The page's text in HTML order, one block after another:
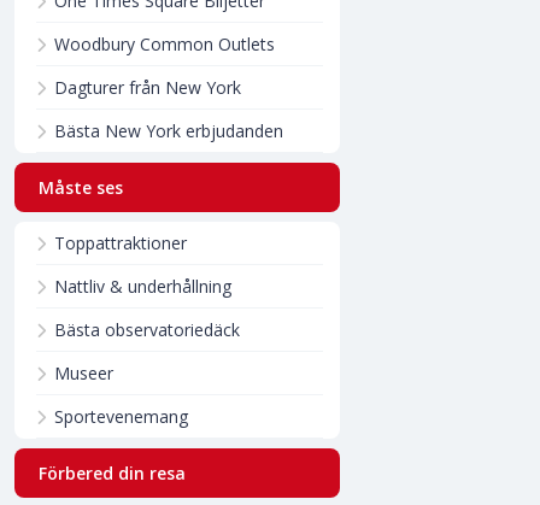
Woodbury Common Outlets
Dagturer från New York
Bästa New York erbjudanden
Måste ses
Toppattraktioner
Nattliv & underhållning
Bästa observatoriedäck
Museer
Sportevenemang
Förbered din resa